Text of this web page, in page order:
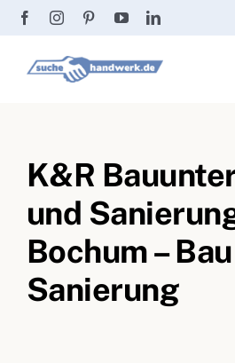
Zum
springen
Passwort vergessen?
Fliesenrechner
Handwerker Ratgeber
Wir über uns
K&R
und
Bochum –
Sanierung